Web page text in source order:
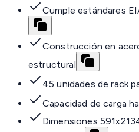
Cumple estándares
Construcción en
estructural
45 unidades de rack
Capacidad de carga
Dimensiones